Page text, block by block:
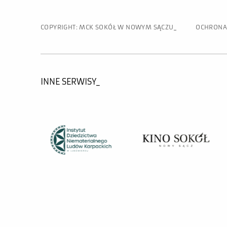
COPYRIGHT: MCK SOKÓŁ W NOWYM SĄCZU
INNE SERWISY_